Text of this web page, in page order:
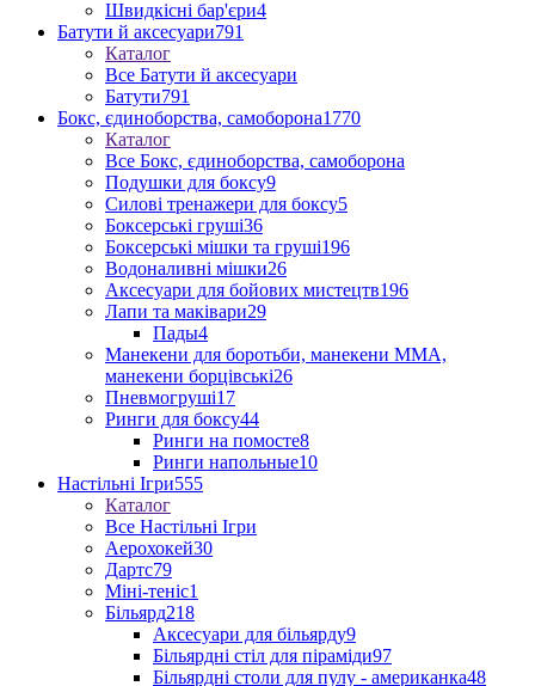
Швидкісні бар'єри4
Батути й аксесуари791
Каталог
Все Батути й аксесуари
Батути791
Бокс, єдиноборства, самоборона1770
Каталог
Все Бокс, єдиноборства, самоборона
Подушки для боксу9
Силові тренажери для боксу5
Боксерські груші36
Боксерські мішки та груші196
Водоналивні мішки26
Аксесуари для бойових мистецтв196
Лапи та маківари29
Пады4
Манекени для боротьби, манекени ММА,
манекени борцівські26
Пневмогруші17
Ринги для боксу44
Ринги на помосте8
Ринги напольные10
Настільні Ігри555
Каталог
Все Настільні Ігри
Аерохокей30
Дартс79
Міні-теніс1
Більярд218
Аксесуари для більярду9
Більярдні стіл для піраміди97
Більярдні столи для пулу - американка48